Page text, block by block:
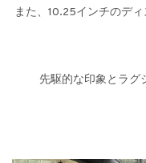
また、10.25インチのデ
先駆的な印象とラグ